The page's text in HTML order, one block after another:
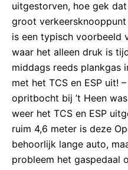
uitgestorven, hoe gek
groot
is een typisch voorbeeld
waar het alleen druk is
middags reeds plankgas
met het TCS en ESP uit!
opritbocht bij ’t Heen
weer het TCS en ESP
ruim 4,6 meter is deze
behoorlijk lange auto,
probleem het gaspedaal